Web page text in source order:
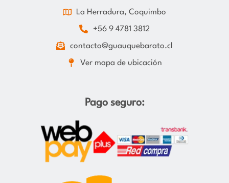
La Herradura, Coquimbo
+56 9 4781 3812
contacto@guauquebarato.cl
Ver mapa de ubicación
Pago seguro: